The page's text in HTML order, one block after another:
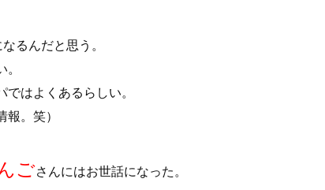
るんだと思う。
はよくあるらしい。
。笑）
ごさんにはお世話になった。